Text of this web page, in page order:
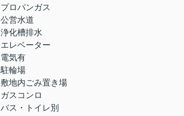
プロパンガス
公営水道
浄化槽排水
エレベーター
電気有
駐輪場
敷地内ごみ置き場
ガスコンロ
バス・トイレ別